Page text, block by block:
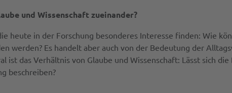
und Wissenschaft zueinander?
heute in der Forschung besonderes Interesse finden: Wie
werden? Es handelt aber auch von der Bedeutung der
das Verhältnis von Glaube und Wissenschaft: Lässt sich
beschreiben?